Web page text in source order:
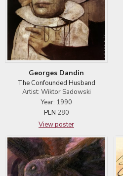
Georges Dandin
The Confounded Husband
Artist: Wiktor Sadowski
Year: 1990
PLN 280
View poster